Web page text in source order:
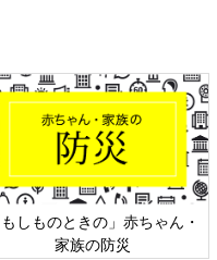
いうことはありません。植
ようきれいに仕立てて楽し
、季節を楽しむ暮らしを始
り風通しの良いところに置
。春秋は1日2回、夏は1
）。夏は半日陰に置いて
を避けて管理します。水や
節の変化を楽しんでくださ
もしものときの」赤ちゃん・
家族の防災